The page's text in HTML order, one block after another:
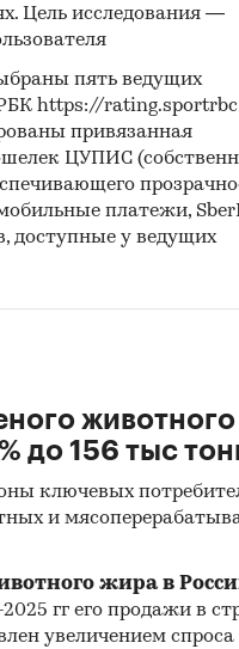
Цель исследования —
пять ведущих
РБК https://
привязанная
ЦУПИС
платежи,
доступные у ведущих
животного
до 156 тыс
ключевых
и
жира в
гг его продажи в
увеличением спроса